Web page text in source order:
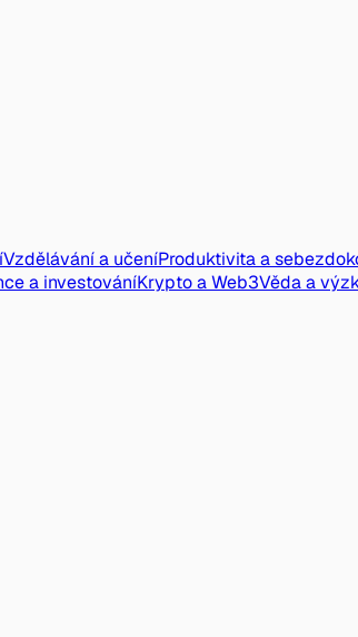
Vzdělávání a učeníProduktivita a
a investováníKrypto a Web3Věda a